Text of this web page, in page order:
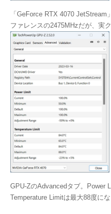
「GeForce RTX 4070
ファレンスの2475MHzだが、実
GPU-ZのAdvancedタブ。Power
Temperature Limitは最大88度に